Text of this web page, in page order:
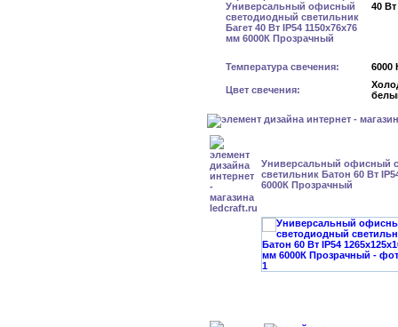
40 Вт
Температура свечения: 6000
Цвет свечения:
Универсальный офисный
светильник Батон 60 Вт
6000К Прозрачный